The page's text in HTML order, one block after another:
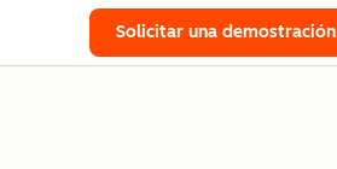
Solicitar una demostración